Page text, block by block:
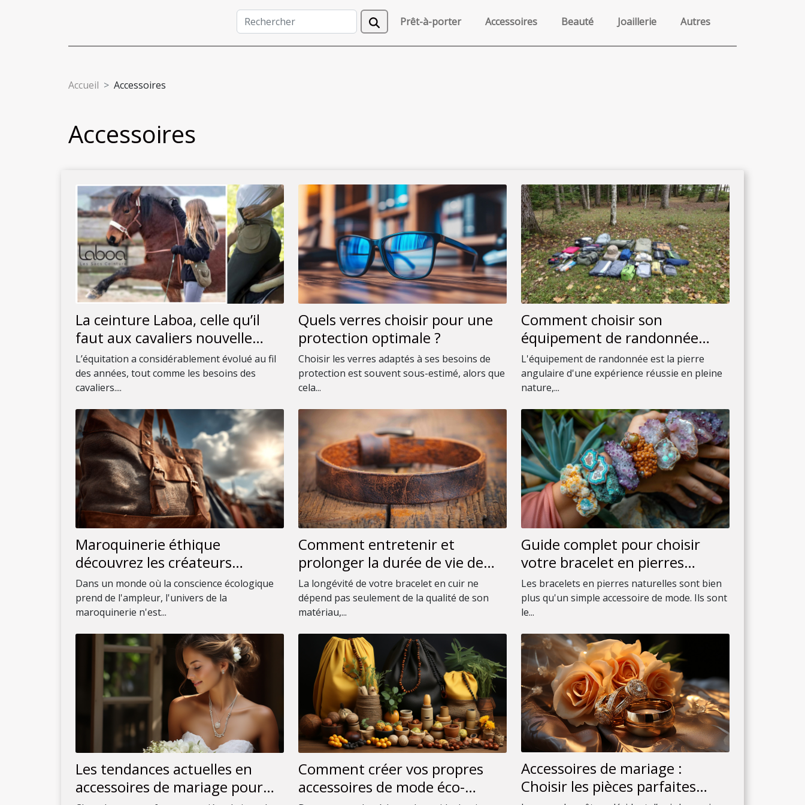
Prêt-à-porter Accessoires Beauté Joaillerie Autres
Accueil Accessoires
Accessoires
La ceinture Laboa, celle qu’il
faut aux cavaliers nouvelle
génération !
L’équitation a considérablement évolué au fil
des années, tout comme les besoins des
cavaliers....
Quels verres choisir pour une
protection optimale ?
Choisir les verres adaptés à ses besoins de
protection est souvent sous-estimé, alors que
cela...
Comment choisir son
équipement de randonnée
pour chaque saison
L'équipement de randonnée est la pierre
angulaire d'une expérience réussie en pleine
nature,...
Maroquinerie éthique
découvrez les créateurs
engagés
Dans un monde où la conscience écologique
prend de l'ampleur, l'univers de la
maroquinerie n'est...
Comment entretenir et
prolonger la durée de vie de
votre bracelet en cuir
La longévité de votre bracelet en cuir ne
dépend pas seulement de la qualité de son
matériau,...
Guide complet pour choisir
votre bracelet en pierres
naturelles
Les bracelets en pierres naturelles sont bien
plus qu'un simple accessoire de mode. Ils sont
le...
Les tendances actuelles en
accessoires de mariage pour
Comment créer vos propres
accessoires de mode éco-
Accessoires de mariage :
Choisir les pièces parfaites